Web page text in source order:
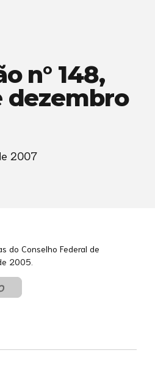
n° 148,
dezembro
2007
do Conselho Federal de
2005.